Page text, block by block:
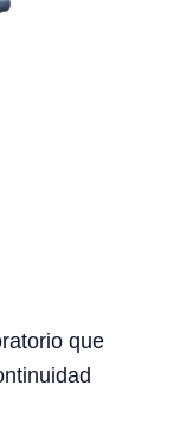
que